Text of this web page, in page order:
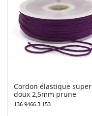
Cordon élastique super
doux 2,5mm prune
136 9466 3 153